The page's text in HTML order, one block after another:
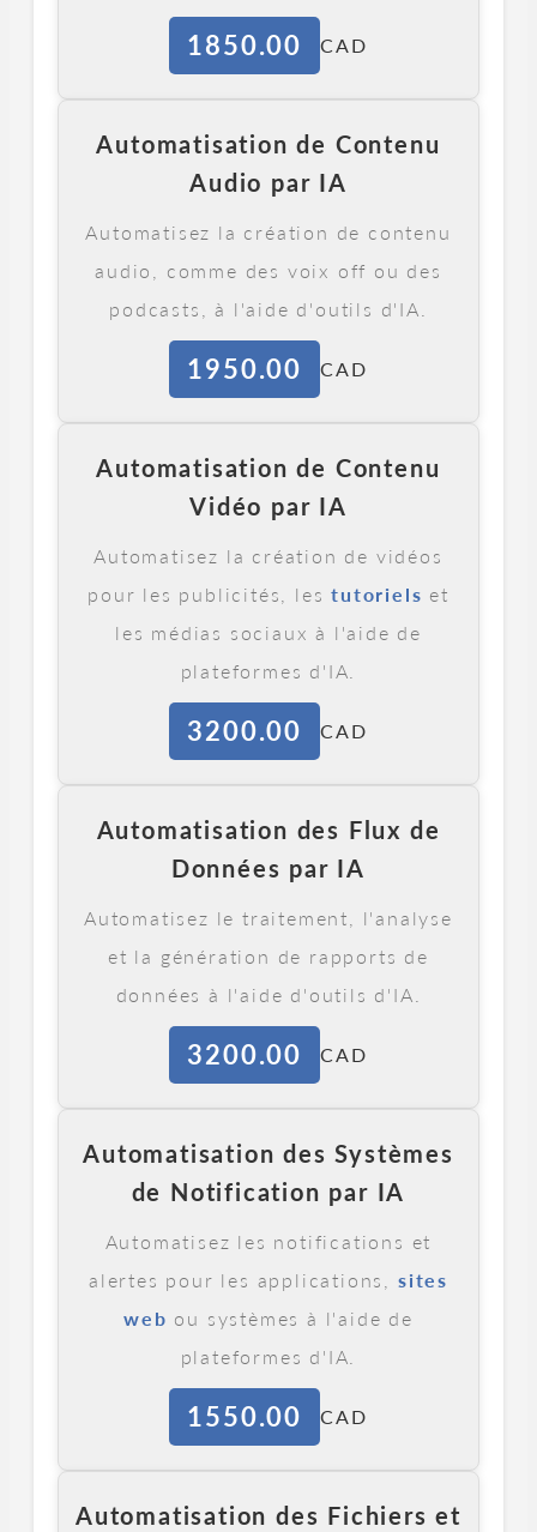
1850.00 CAD
Automatisation de Contenu
Audio par IA
Automatisez la création de contenu
audio, comme des voix off ou des
podcasts, à l'aide d'outils d'IA.
1950.00 CAD
Automatisation de Contenu
Vidéo par IA
Automatisez la création de vidéos
pour les publicités, lestutoriels et
les médias sociaux à l'aide de
plateformes d'IA.
3200.00 CAD
Automatisation des Flux de
Données par IA
Automatisez le traitement, l'analyse
et la génération de rapports de
données à l'aide d'outils d'IA.
3200.00 CAD
Automatisation des Systèmes
de Notification par IA
Automatisez les notifications et
alertes pour les applications, sites
web ou systèmes à l'aide de
plateformes d'IA.
1550.00 CAD
Automatisation des Fichiers et